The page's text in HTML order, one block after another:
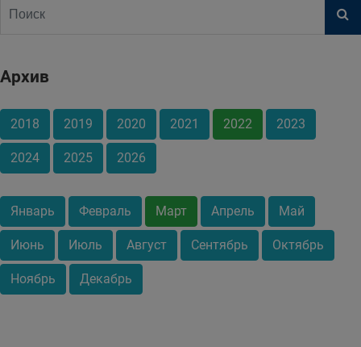
Архив
2018 2019 2020 2021 2022 2023
2024 2025 2026
Январь Февраль Март Апрель Май
Июнь Июль Август Сентябрь Октябрь
Ноябрь Декабрь